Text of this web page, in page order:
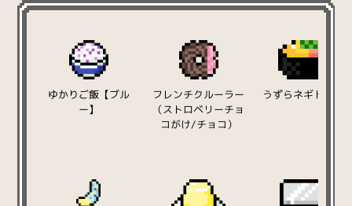
ゆかりご飯【ブル
ー】
フレンチクルーラー
（ストロベリーチョ
コがけ/チョコ）
うずらネギトロ軍